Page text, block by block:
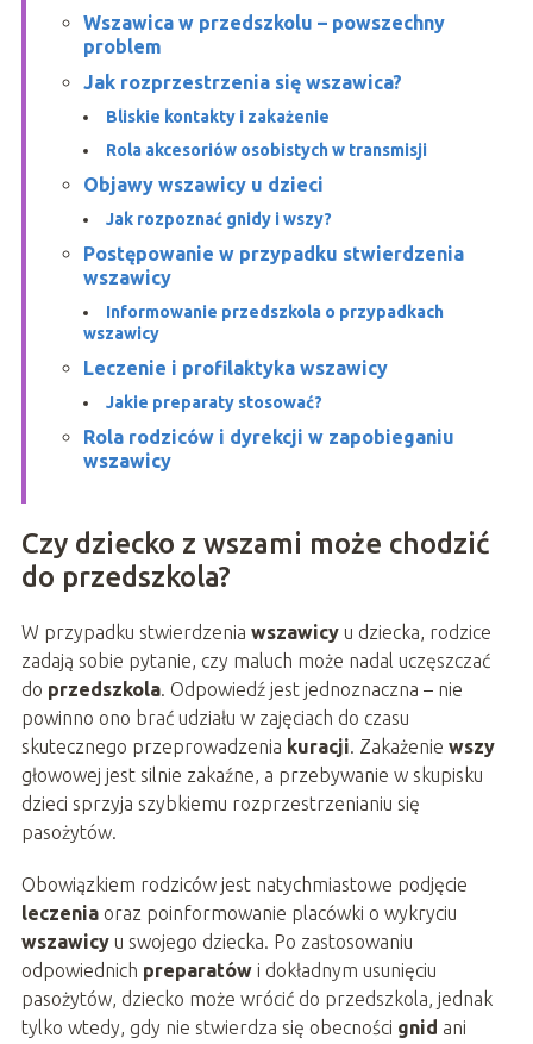
Wszawica w przedszkolu – powszechny
problem
Jak rozprzestrzenia się wszawica?
Bliskie kontakty i zakażenie
Rola akcesoriów osobistych w transmisji
Objawy wszawicy u dzieci
Jak rozpoznać gnidy i wszy?
Postępowanie w przypadku stwierdzenia
wszawicy
Informowanie przedszkola o przypadkach
wszawicy
Leczenie i profilaktyka wszawicy
Jakie preparaty stosować?
Rola rodziców i dyrekcji w zapobieganiu
wszawicy
Czy dziecko z wszami może chodzić
do przedszkola?
W przypadku stwierdzenia wszawicyu dziecka, rodzice
zadają sobie pytanie, czy maluch może nadal uczęszczać
do przedszkola. Odpowiedź jest jednoznaczna – nie
powinno ono brać udziału w zajęciach do czasu
skutecznego przeprowadzenia kuracji. Zakażenie wszy
głowowej jest silnie zakaźne, a przebywanie w skupisku
dzieci sprzyja szybkiemu rozprzestrzenianiu się
pasożytów.
Obowiązkiem rodziców jest natychmiastowe podjęcie
leczeniaoraz poinformowanie placówki o wykryciu
wszawicyu swojego dziecka. Po zastosowaniu
odpowiednich preparatówi dokładnym usunięciu
pasożytów, dziecko może wrócić do przedszkola, jednak
tylko wtedy, gdy nie stwierdza się obecności gnid ani